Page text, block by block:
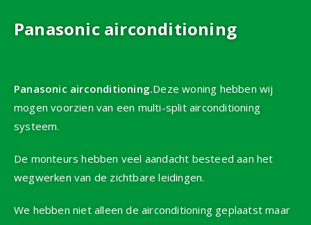
Panasonic airconditioning
Panasonic airconditioning.Deze woning hebben wij
mogen voorzien van een multi-split airconditioning
systeem.
De monteurs hebben veel aandacht besteed aan het
wegwerken van de zichtbare leidingen.
We hebben niet alleen de airconditioning geplaatst maar